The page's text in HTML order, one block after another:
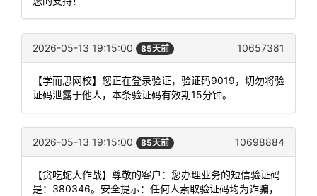
2026-05-13 19:15:00 85天前 10657381
【学而思网校】您正在登录验证，验证码9019，切勿将验
证码泄露于他人，本条验证码有效期15分钟。
2026-05-13 19:15:00 85天前 10698884
【贪吃蛇大作战】尊敬的客户：您办理业务的短信验证码
是：380346。安全提示：任何人索取验证码均为诈骗，